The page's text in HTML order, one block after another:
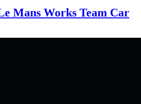
Mans Works Team Car